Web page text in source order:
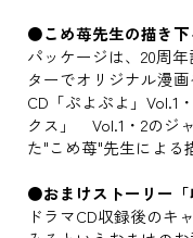
●こめ苺先生の描き下
パッケージは、20周
ターでオリジナル漫
CD「ぷよぷよ」Vol.1
クス」 Vol.1・2のジ
た"こめ苺"先生による
●おまけストーリー「
ドラマCD収録後のキ